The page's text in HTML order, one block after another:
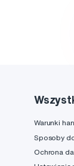
Warunki
Sposoby
Ochrona